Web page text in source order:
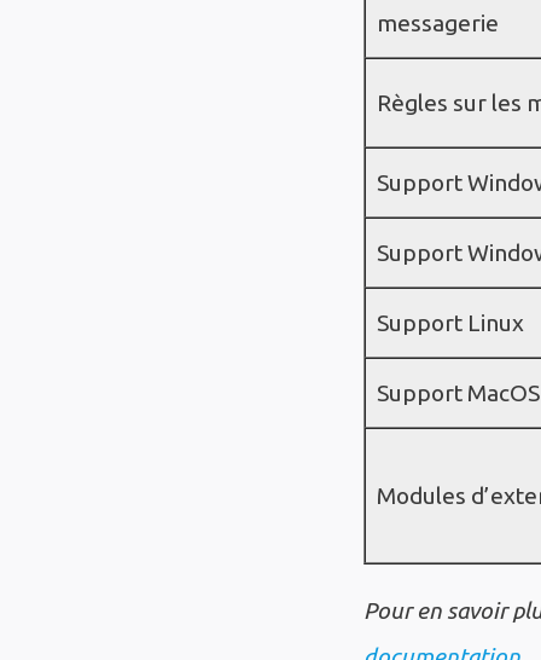
messagerie
Règles sur les
Support
Support
Support Linux
Support MacOS
Modules
Pour en savoir